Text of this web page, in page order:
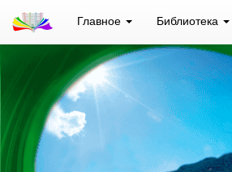
Главное Библиотека